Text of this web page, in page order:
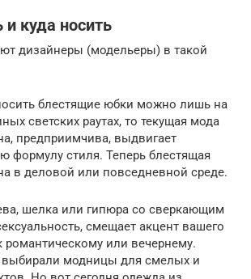
куда носить
дизайнеры (модельеры) в такой
блестящие юбки можно лишь на
светских раутах, то текущая мода
предприимчива, выдвигает
формулу стиля. Теперь блестящая
в деловой или повседневной среде.
шелка или гипюра со сверкающим
смещает акцент вашего
романтическому или вечернему.
выбирали модницы для смелых и